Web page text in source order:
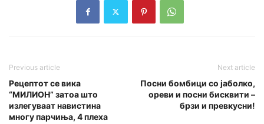
Previous article
Рецептот се вика
“МИЛИОН” затоа што
излегуваат навистина
многу парчиња, 4 плеха
Next article
Посни бомбици со јаболко,
ореви и посни бисквити –
брзи и превкусни!